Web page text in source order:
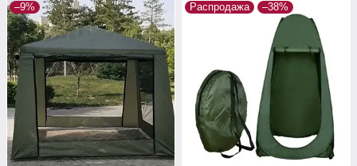
–9% Распродажа –38%